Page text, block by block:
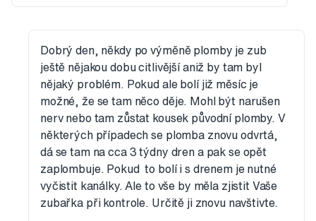
Dobrý den, někdy po výměně plomby je zub
ještě nějakou dobu citlivější aniž by tam byl
nějaký problém. Pokud ale bolí již měsíc je
možné, že se tam něco děje. Mohl být narušen
nerv nebo tam zůstat kousek původní plomby. V
některých případech se plomba znovu odvrtá,
dá se tam na cca 3 týdny dren a pak se opět
zaplombuje. Pokud to bolí i s drenem je nutné
vyčistit kanálky. Ale to vše by měla zjistit Vaše
zubařka při kontrole. Určitě ji znovu navštivte.